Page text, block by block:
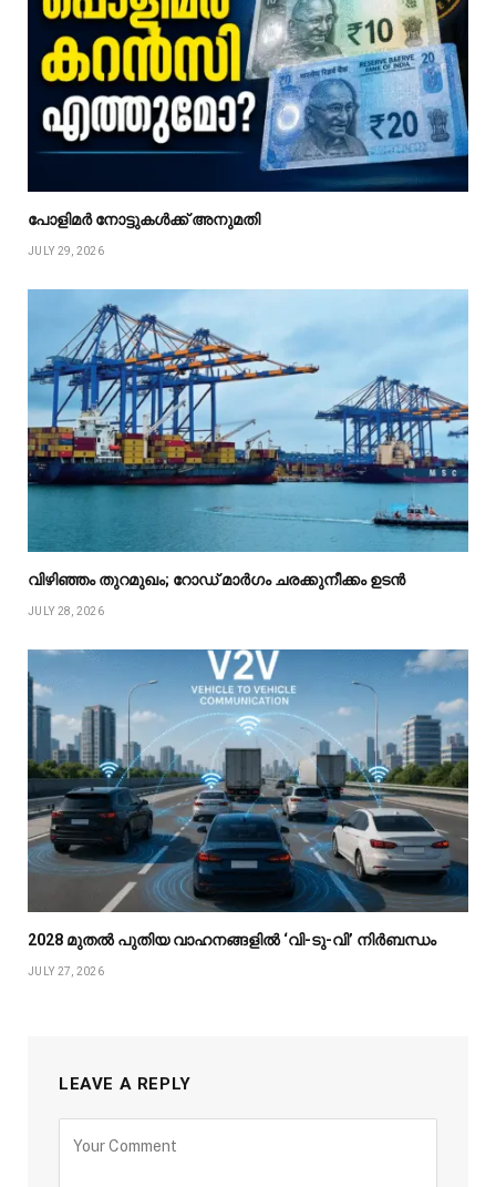
പോളിമർ നോട്ടുകൾക്ക് അനുമതി
JULY 29, 2026
വിഴിഞ്ഞം തുറമുഖം; റോഡ് മാർഗം ചരക്കുനീക്കം ഉടൻ
JULY 28, 2026
2028 മുതൽ പുതിയ വാഹനങ്ങളിൽ ‘വി-ടു-വി’ നിർബന്ധം
JULY 27, 2026
LEAVE A REPLY